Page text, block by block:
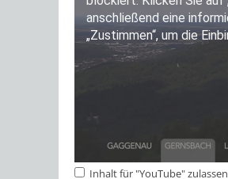
Inhalt für "YouTube" zulassen